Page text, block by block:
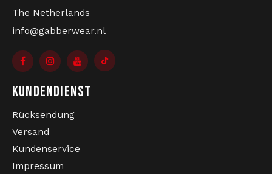
The Netherlands
info@gabberwear.nl
KUNDENDIENST
Rücksendung
Versand
Kundenservice
Impressum